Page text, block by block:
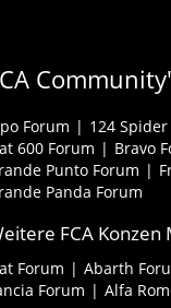
Forum 124
600 Forum
Bravo
Punto Forum
Panda Forum
FCA
Forum Abarth
Forum
Alfa